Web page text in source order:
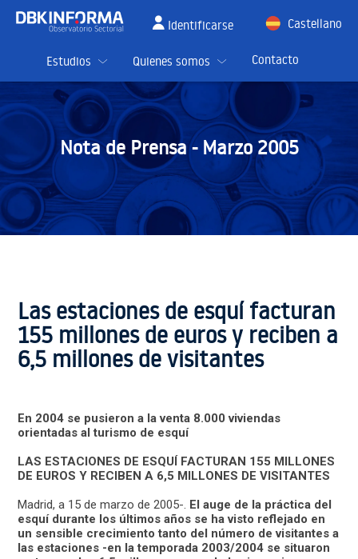
Identificarse
Castellano
Estudios
Quienes somos Contacto
Nota de Prensa - Marzo 2005
Las estaciones de esquí facturan
155 millones de euros y reciben a
6,5 millones de visitantes
En 2004 se pusieron a la venta 8.000 viviendas
orientadas al turismo de esquí
LAS ESTACIONES DE ESQUÍ FACTURAN 155 MILLONES
DE EUROS Y RECIBEN A 6,5 MILLONES DE VISITANTES
Madrid, a 15 de marzo de 2005-. El auge de la práctica del
esquí durante los últimos años se ha visto reflejado en
un sensible crecimiento tanto del número de visitantes a
las estaciones -en la temporada 2003/2004 se situaron